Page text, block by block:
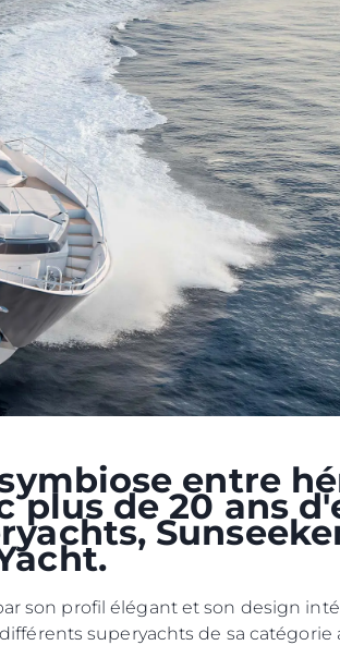
entre
plus de 20 ans
son profil élégant et son design
superyachts de sa catégorie
La Société
Charter - Location
Nouvelles
Événements
L'innovation
La Société
Style De Vie
Notre Héritage
Estimez Votre Bateau